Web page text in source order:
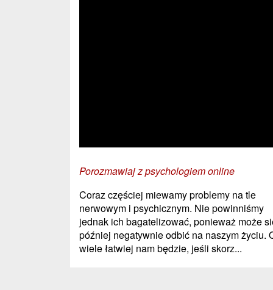
Porozmawiaj z psychologiem online
Coraz częściej miewamy problemy na tle
nerwowym i psychicznym. Nie powinniśmy
jednak ich bagatelizować, ponieważ może
później negatywnie odbić na naszym życiu.
wiele łatwiej nam będzie, jeśli skorz...